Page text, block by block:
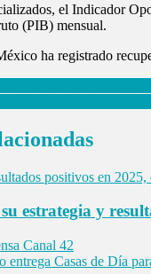
el Indicador
(PIB) mensual.
ha registrado
estrategia y
Canal 42